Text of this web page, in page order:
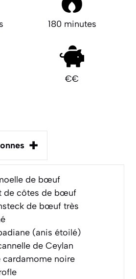
180 minutes
€€
+
de bœuf
de côtes de bœuf
de bœuf très
(anis étoilé)
de Ceylan
cardamome noire